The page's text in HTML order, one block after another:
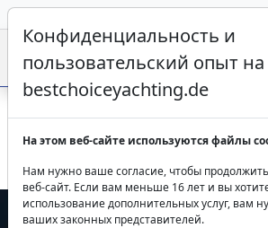
Парусная яхта Izanami First 53 17м 3
Конфиденциальность и
пользовательский опыт на
bestchoiceyachting.de
На этом веб-сайте используются файлы
Нам нужно ваше согласие, чтобы
веб-сайт. Если вам меньше 16 лет и вы
использование дополнительных услуг, вам
ваших законных представителей.